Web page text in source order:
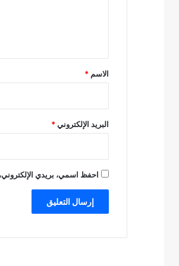
*
الاسم *
البريد الإلكتروني*
احفظ اسمي، بريدي